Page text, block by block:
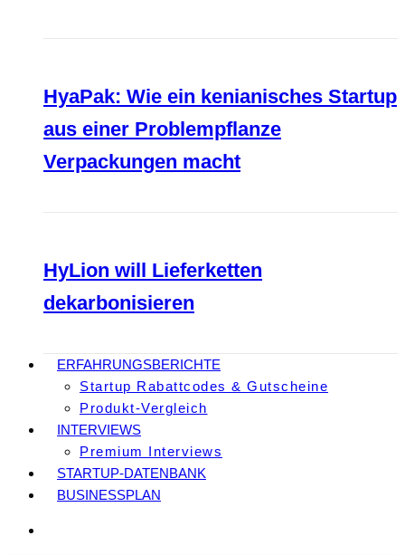
HyaPak: Wie ein kenianisches Startup
aus einer Problempflanze
Verpackungen macht
HyLion will Lieferketten
dekarbonisieren
ERFAHRUNGSBERICHTE
Startup Rabattcodes & Gutscheine
Produkt-Vergleich
INTERVIEWS
Premium Interviews
STARTUP-DATENBANK
BUSINESSPLAN